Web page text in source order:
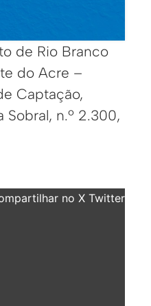
de Rio Branco
do Acre –
Captação,
n.º 2.300,
no X Twitter